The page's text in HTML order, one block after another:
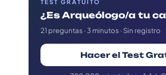
TEST GRATUITO
¿Es Arqueólogo/a tu
21 preguntas · 3 minutos · Sin registro
Hacer el Test